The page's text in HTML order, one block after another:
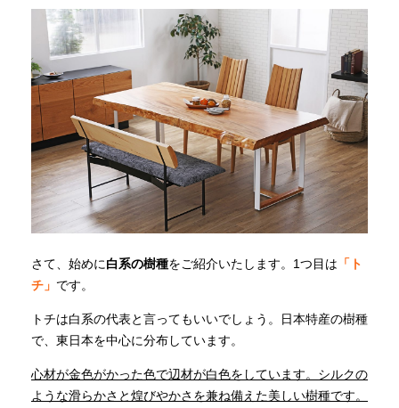
さて、始めに白系の樹種をご紹介いたします。1つ目は 「ト
チ」 です。
トチは白系の代表と言ってもいいでしょう。日本特産の樹種
で、東日本を中心に分布しています。
心材が金色がかった色で辺材が白色をしています。シルクの
ような滑らかさと煌びやかさを兼ね備えた美しい樹種です。